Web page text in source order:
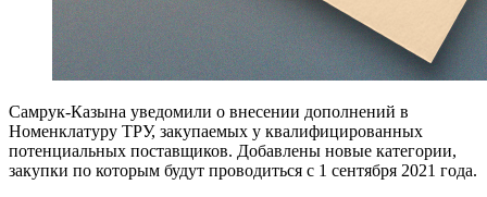
Самрук-Казына уведомили о внесении дополнений в
Номенклатуру ТРУ, закупаемых у квалифицированных
потенциальных поставщиков. Добавлены новые категории,
закупки по которым будут проводиться с 1 сентября 2021 года.